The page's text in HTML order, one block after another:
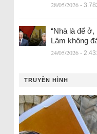
28/05/2026 -
“Nhà là để
Lâm không
24/05/2026 -
TRUYỀN HÌNH